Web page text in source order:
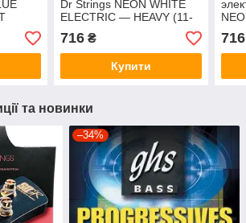
Dr Strings NEON WHITE
ELECTRIC — HEAVY (11-
716₴
Купити
716
та новинки
–34%